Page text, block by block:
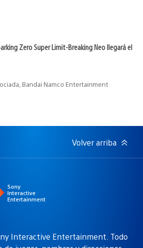
Zero Super Limit-Breaking Neo llegará el
Bandai Namco Entertainment
Volver arriba
Sony
Interactive
Entertainment
Interactive Entertainment. Todo